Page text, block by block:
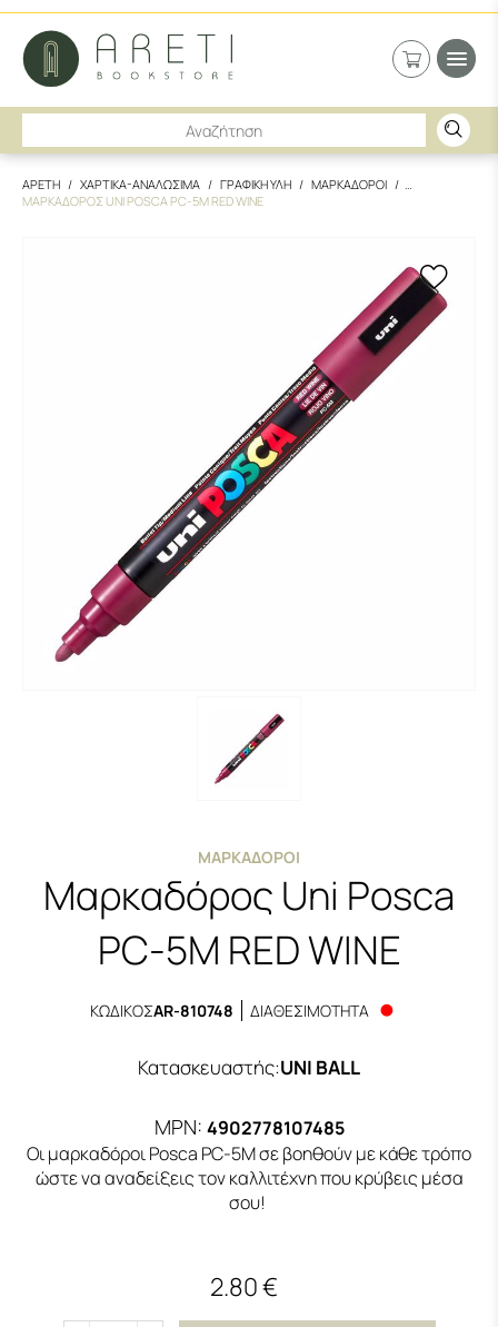
ΑΡΕΤΗ ΧΑΡΤΙΚΑ-ΑΝΑΛΩΣΙΜΑ ΓΡΑΦΙΚΗ ΥΛΗ
ΜΑΡΚΑΔΟΡΟΙ
ΜΑΡΚΑΔΟΡΟΣ UNI POSCA PC-5M RED WINE
ΜΑΡΚΑΔΌΡΟΙ
Μαρκαδόρος Uni Posca
PC-5M RED WINE
ΚΩΔΙΚΟΣAR-810748 ΔΙΑΘΕΣΙΜΟΤΗΤΑ
Κατασκευαστής:UNI BALL
MPN: 4902778107485
Οι μαρκαδόροι Posca PC-5M σε βοηθούν με κάθε τρόπο
ώστε να αναδείξεις τον καλλιτέχνη που κρύβεις μέσα
σου!
2.80 €